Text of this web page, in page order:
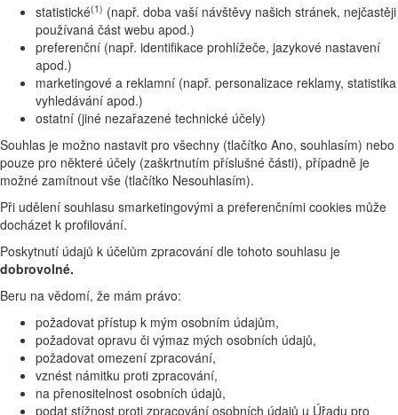
statistické(1) (např. doba vaší návštěvy našich stránek, nejčastěji
používaná část webu apod.)
preferenční (např. identifikace prohlížeče, jazykové nastavení
apod.)
marketingové a reklamní (např. personalizace reklamy, statistika
vyhledávání apod.)
ostatní (jiné nezařazené technické účely)
Souhlas je možno nastavit pro všechny (tlačítko Ano, souhlasím) nebo
pouze pro některé účely (zaškrtnutím příslušné části), případně je
možné zamítnout vše (tlačítko Nesouhlasím).
Při udělení souhlasu smarketingovými a preferenčními cookies může
docházet k profilování.
Poskytnutí údajů k účelům zpracování dle tohoto souhlasu je
dobrovolné.
Beru na vědomí, že mám právo:
požadovat přístup k mým osobním údajům,
požadovat opravu či výmaz mých osobních údajů,
požadovat omezení zpracování,
vznést námitku proti zpracování,
na přenositelnost osobních údajů,
podat stížnost proti zpracování osobních údajů u Úřadu pro